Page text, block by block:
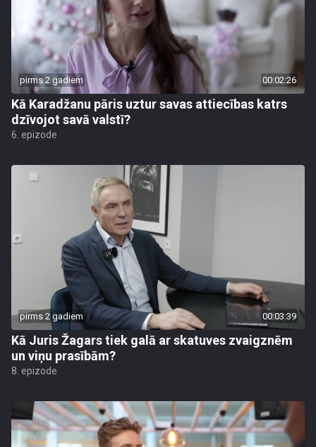
pirms 2 gadiem 00:02:26
Kā Karadžanu pāris uztur savas attiecības katrs
dzīvojot savā valstī?
6. epizode
pirms 2 gadiem 00:03:39
Kā Juris Žagars tiek galā ar skatuves zvaigznēm
un viņu prasībām?
8. epizode